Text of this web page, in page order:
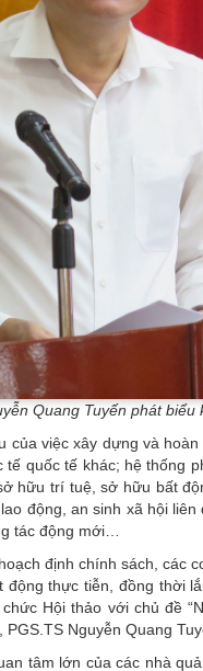
Quang Tuyến phát biểu
của việc xây dựng và
quốc tế khác; hệ thống
hữu trí tuệ, sở hữu bất
động, an sinh xã hội
tác động mới…
định chính sách, các
thực tiễn, đồng thời
Hội thảo với chủ đề
Nguyễn Quang
tâm lớn của các nhà